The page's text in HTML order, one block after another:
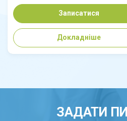
Записатися
Докладніше
ЗАДАТИ